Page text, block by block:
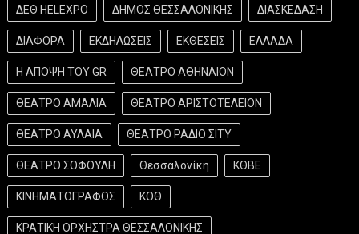
ΔΕΘ HELEXPO ΔΗΜΟΣ ΘΕΣΣΑΛΟΝΙΚΗΣ ΔΙΑΣΚΕΔΑΣΗ
ΔΙΑΦΟΡΑ ΕΚΔΗΛΩΣΕΙΣ ΕΚΘΕΣΕΙΣ ΕΛΛΑΔΑ
Η ΑΠΟΨΗ ΤΟΥ GR ΘΕΑΤΡΟ ΑΘΗΝΑΙΟΝ
ΘΕΑΤΡΟ ΑΜΑΛΙΑ ΘΕΑΤΡΟ ΑΡΙΣΤΟΤΕΛΕΙΟΝ
ΘΕΑΤΡΟ ΑΥΛΑΙΑ ΘΕΑΤΡΟ ΡΑΔΙΟ ΣΙΤΥ
ΘΕΑΤΡΟ ΣΟΦΟΥΛΗ Θεσσαλονίκη ΚΘΒΕ
ΚΙΝΗΜΑΤΟΓΡΑΦΟΣ ΚΟΘ
ΚΡΑΤΙΚΗ ΟΡΧΗΣΤΡΑ ΘΕΣΣΑΛΟΝΙΚΗΣ